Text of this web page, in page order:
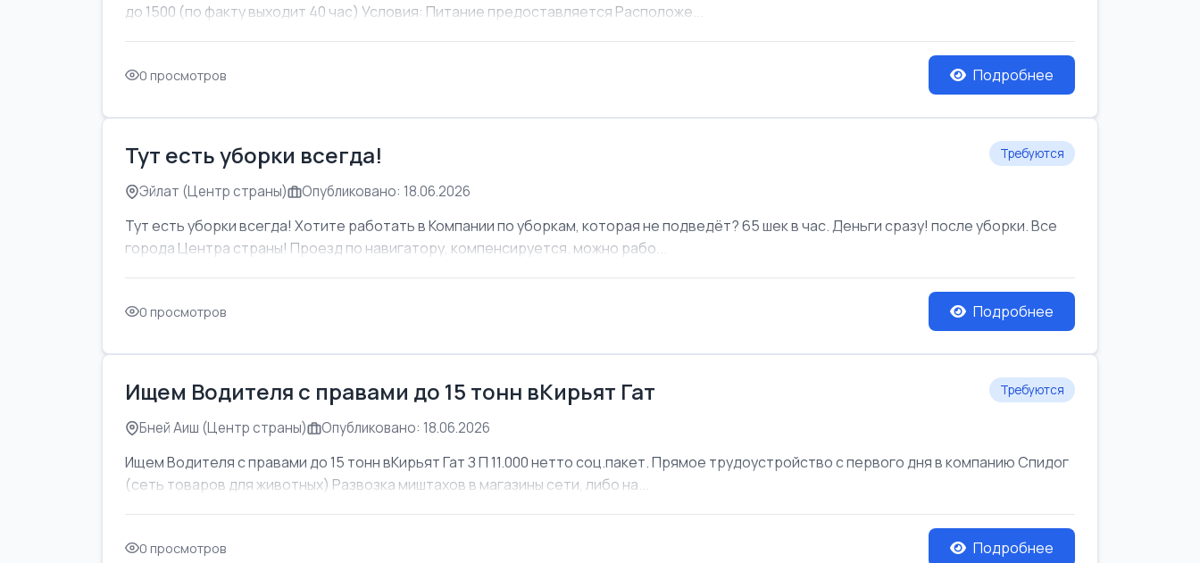
до 1500 (по факту выходит 40 час) Условия: Питание предоставляется Расположе...
0 просмотров Подробнее
Тут есть уборки всегда! Требуются
Эйлат (Центр страны) Опубликовано: 18.06.2026
Тут есть уборки всегда! Хотите работать в Компании по уборкам, которая не подведёт? 65 шек в час. Деньги сразу! после уборки. Все
города Центра страны! Проезд по навигатору, компенсируется. можно рабо...
0 просмотров Подробнее
Ищем Водителя с правами до 15 тонн вКирьят Гат Требуются
Бней Аиш (Центр страны) Опубликовано: 18.06.2026
Ищем Водителя с правами до 15 тонн вКирьят Гат З П 11.000 нетто соц.пакет. Прямое трудоустройство с первого дня в компанию Спидог
(сеть товаров для животных) Развозка миштахов в магазины сети, либо на...
0 просмотров Подробнее